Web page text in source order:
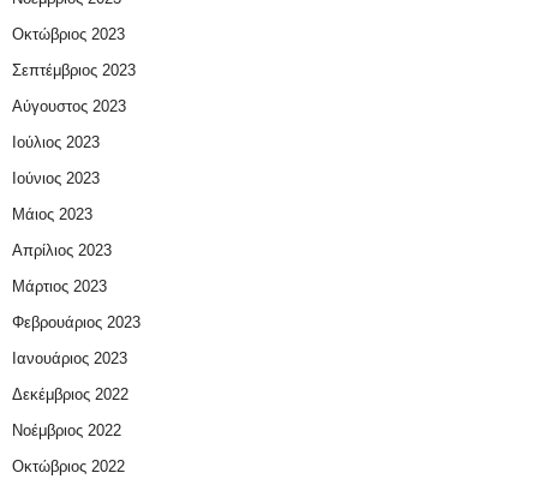
Οκτώβριος 2023
Σεπτέμβριος 2023
Αύγουστος 2023
Ιούλιος 2023
Ιούνιος 2023
Μάιος 2023
Απρίλιος 2023
Μάρτιος 2023
Φεβρουάριος 2023
Ιανουάριος 2023
Δεκέμβριος 2022
Νοέμβριος 2022
Οκτώβριος 2022